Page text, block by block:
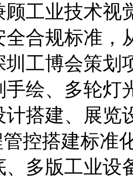
顾工业技术视
全合规标准，
圳工博会策划
手绘、多轮灯
计搭建、展览
控搭建标准
、多版工业设